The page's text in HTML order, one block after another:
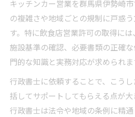
キッチンカー営業を群馬県伊勢崎
の複雑さや地域ごとの規制に戸惑
す。特に飲食店営業許可の取得には
施設基準の確認、必要書類の正確
門的な知識と実務対応が求められま
行政書士に依頼することで、こう
括してサポートしてもらえる点が大
行政書士は法令や地域の条例に精